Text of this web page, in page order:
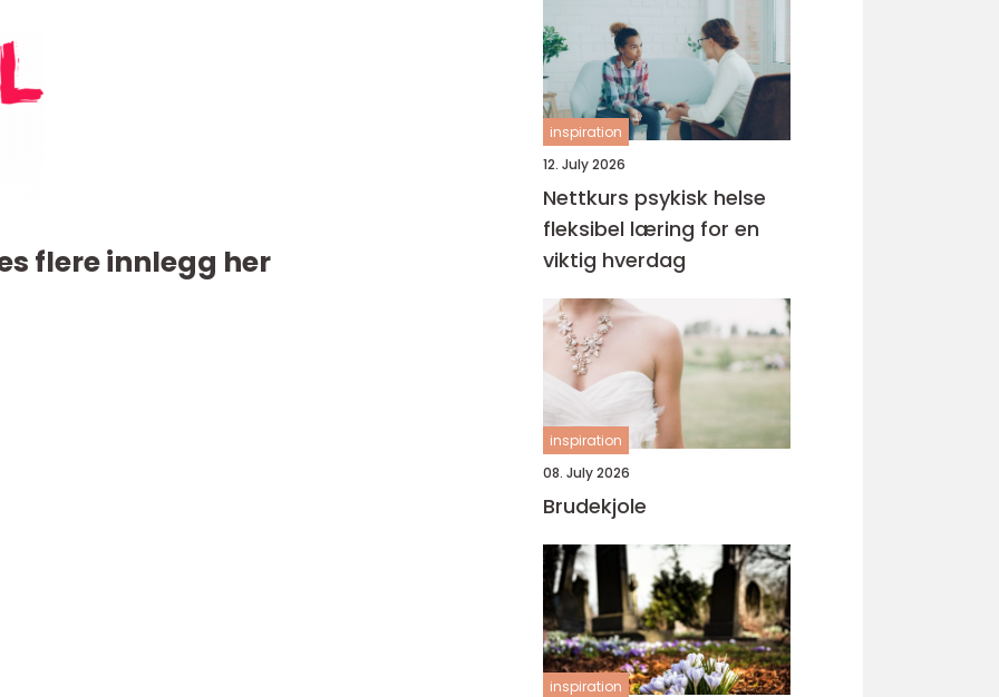
flere innlegg her
inspiration
12. July 2026
Nettkurs psykisk helse
fleksibel læring for en
viktig hverdag
inspiration
08. July 2026
Brudekjole
inspiration